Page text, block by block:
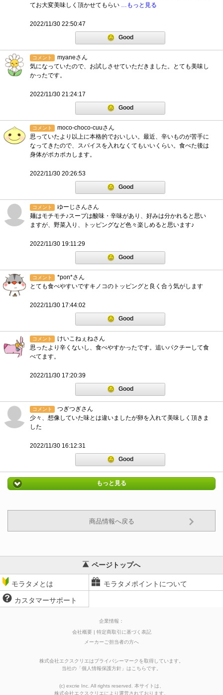
てお大変美味しく頂かせてもらい …もっと見る
2022/11/30 22:50:47
Good
コメント
myaneさん
気になっていたので、お試しさせていただきました。とても美味し
かったです。
2022/11/30 21:24:17
Good
コメント
moco-choco-cuuさん
思っていたより以上に本格的でおいしい。最近、辛いものが苦手に
なってきたので、スパイスを入れなくてもいいくらい。食べた後は
身体がポカポカします。
2022/11/30 20:26:53
Good
コメント
ゆーじさんさん
麺はモチモチ♪スープは酸味・辛味があり、好みは分かれると思い
ますが、野菜入り、トッピングなど色々楽しめると思います♪
2022/11/30 19:11:29
Good
コメント
*pon*さん
とても食べやすいですキノコのトッピングと良く合う気がします
2022/11/30 17:44:02
Good
コメント
けいこねぇねさん
思ったより辛くないし、食べやすかったです。追いパクチーして食
べてます。
2022/11/30 17:20:39
Good
コメント
つぎつぎさん
少々、想像していた味とは違いましたが卵を入れて美味しく頂きま
した
2022/11/30 16:12:31
Good
もっと見る
商品情報へ戻る
ページトップへ
モラタメとは モラタメポイントについて
カスタマーサポート
企業情報：
会社概要
特定商取引に基づく表記
メーカーご担当者の方へ
株式会社エクスクリエはプライバシーマークを取得しています。
当社の 「個人情報保護方針 」はこちらです。
(c) excrie Inc. All rights reserved. 本サイトは、
株式会社エクスクリエにより運営されております。